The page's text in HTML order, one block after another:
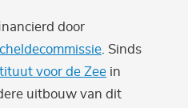
door
. Sinds
voor de Zee in
uitbouw van dit